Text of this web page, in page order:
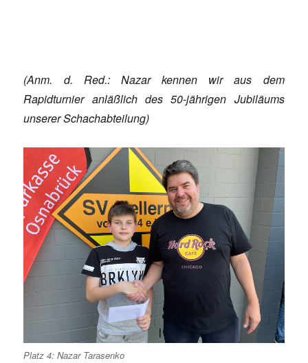
(Anm. d. Red.: Nazar kennen wir aus dem
Rapidturnier anläßlich des 50-jährigen Jubiläums
unserer Schachabteilung)
Platz 4: Nazar Tarasenko